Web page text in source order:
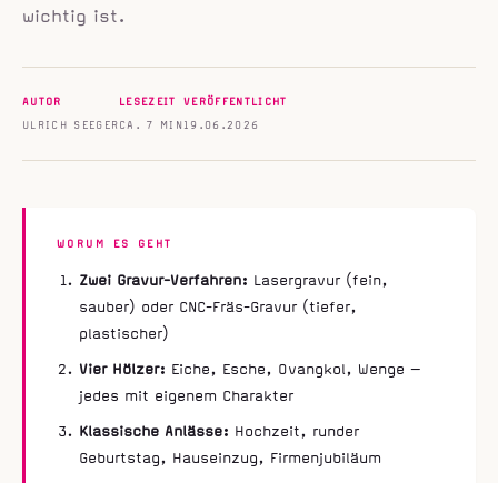
wichtig ist.
AUTOR
ULRICH SEEGER
LESEZEIT
CA. 7 MIN
VERÖFFENTLICHT
19.06.2026
WORUM ES GEHT
Zwei Gravur-Verfahren: Lasergravur (fein,
sauber) oder CNC-Fräs-Gravur (tiefer,
plastischer)
Vier Hölzer: Eiche, Esche, Ovangkol, Wenge —
jedes mit eigenem Charakter
Klassische Anlässe: Hochzeit, runder
Geburtstag, Hauseinzug, Firmenjubiläum